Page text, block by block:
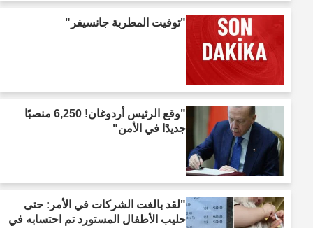
"توفيت المطربة جانسيفر"
"وقع الرئيس أردوغان! 6,250 منصبًا
جديدًا في الأمن"
"لقد بالغت الشركات في الأمر: حتى
حليب الأطفال المستورد تم احتسابه في